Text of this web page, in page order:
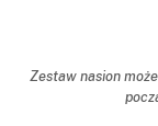
Zestaw nasion